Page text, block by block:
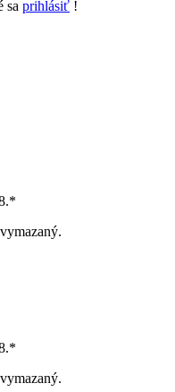
sa prihlásiť !